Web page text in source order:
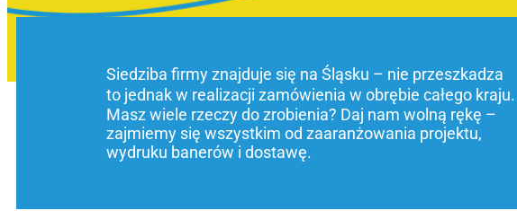
Siedziba firmy znajduje się na Śląsku – nie przeszkadza
to jednak w realizacji zamówienia w obrębie całego kraju.
Masz wiele rzeczy do zrobienia? Daj nam wolną rękę –
zajmiemy się wszystkim od zaaranżowania projektu,
wydruku banerów i dostawę.